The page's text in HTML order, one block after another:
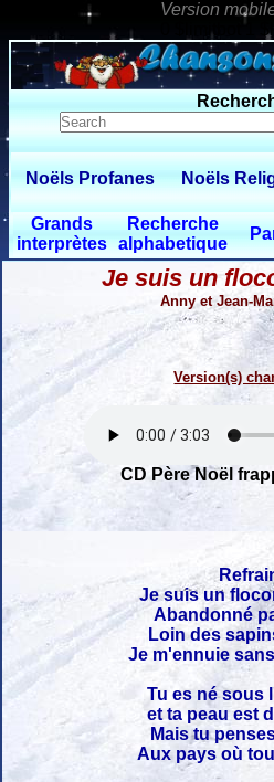
0 $limitbot 1
Noëls Profanes Noëls
Grands
interprètes
Recherche
alphabetique
Je suis un
Anny et Jean-
Version(s)
CD Père Noël
Je suis un
Abandonné
Loin des
Je m'ennuie
Tu es né sous
et ta peau est
Mais tu
Aux pays où